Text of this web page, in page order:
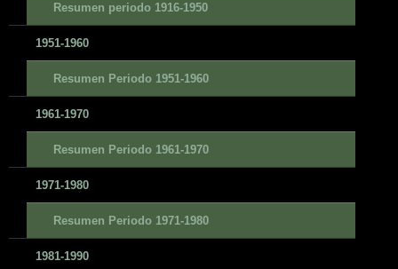
Resumen periodo 1916-1950
1951-1960
Resumen Periodo 1951-1960
1961-1970
Resumen Periodo 1961-1970
1971-1980
Resumen Periodo 1971-1980
1981-1990